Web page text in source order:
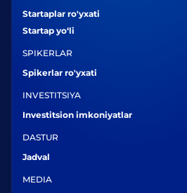
Startaplar ro'yxati
Startap yo‘li
SPIKERLAR
Spikerlar ro'yxati
INVESTITSIYA
Investitsion imkoniyatlar
DASTUR
Jadval
MEDIA